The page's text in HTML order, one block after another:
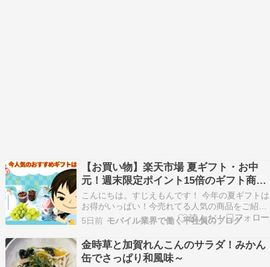
【お買い物】楽天市場 夏ギフト・お中
元！週末限定ポイント15倍のギフト商品
＆夏の福袋をご紹介！
こんにちは。すじえもんです！ 今年の夏ギフトは
お得がいっぱい！今売れてる人気の商品をご紹介
しますぜひ参考にしてみてください 楽天市場 お
中元・夏ギフト特集 ★夏ギフト・お中元特集はこ
ちら★ 【週末限定ポイント15倍】 週末限定！ポ
イント15倍！3,680円（送料無料）☆8/3 …
5日前 モバイル業界で働く平社員のブログ
金時草と加賀れんこんのサラダ！みかん
缶でさっぱり和風味～